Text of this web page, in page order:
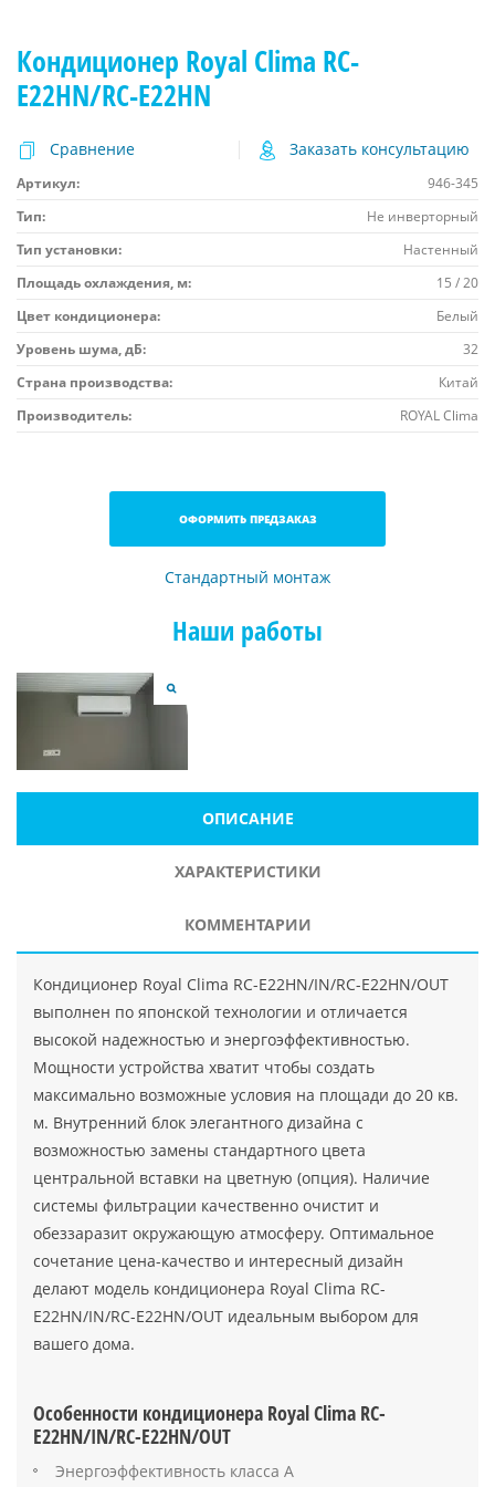
Кондиционер Royal Clima RC-
E22HN/RC-E22HN
Сравнение Заказать консультацию
Артикул:
946-345
Тип:
Не инверторный
Тип установки:
Настенный
Площадь охлаждения, м:
15 / 20
Цвет кондиционера:
Белый
Уровень шума, дБ:
32
Страна производства:
Китай
Производитель:
ROYAL Clima
ОФОРМИТЬ ПРЕДЗАКАЗ
Стандартный монтаж
Наши работы
ОПИСАНИЕ
ХАРАКТЕРИСТИКИ
КОММЕНТАРИИ
Кондиционер Royal Clima RC-E22HN/IN/RC-E22HN/OUT
выполнен по японской технологии и отличается
высокой надежностью и энергоэффективностью.
Мощности устройства хватит чтобы создать
максимально возможные условия на площади до 20 кв.
м. Внутренний блок элегантного дизайна с
возможностью замены стандартного цвета
центральной вставки на цветную (опция). Наличие
системы фильтрации качественно очистит и
обеззаразит окружающую атмосферу. Оптимальное
сочетание цена-качество и интересный дизайн
делают модель кондиционера Royal Clima RC-
E22HN/IN/RC-E22HN/OUT идеальным выбором для
вашего дома.
Особенности кондиционера Royal Clima RC-
E22HN/IN/RC-E22HN/OUT
Энергоэффективность класса А